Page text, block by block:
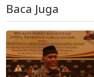
Baca Juga